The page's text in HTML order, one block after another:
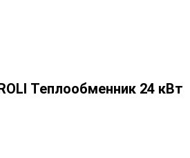
Теплообменник 24 кВт